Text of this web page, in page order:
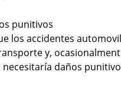
punitivos
los accidentes
y,
daños